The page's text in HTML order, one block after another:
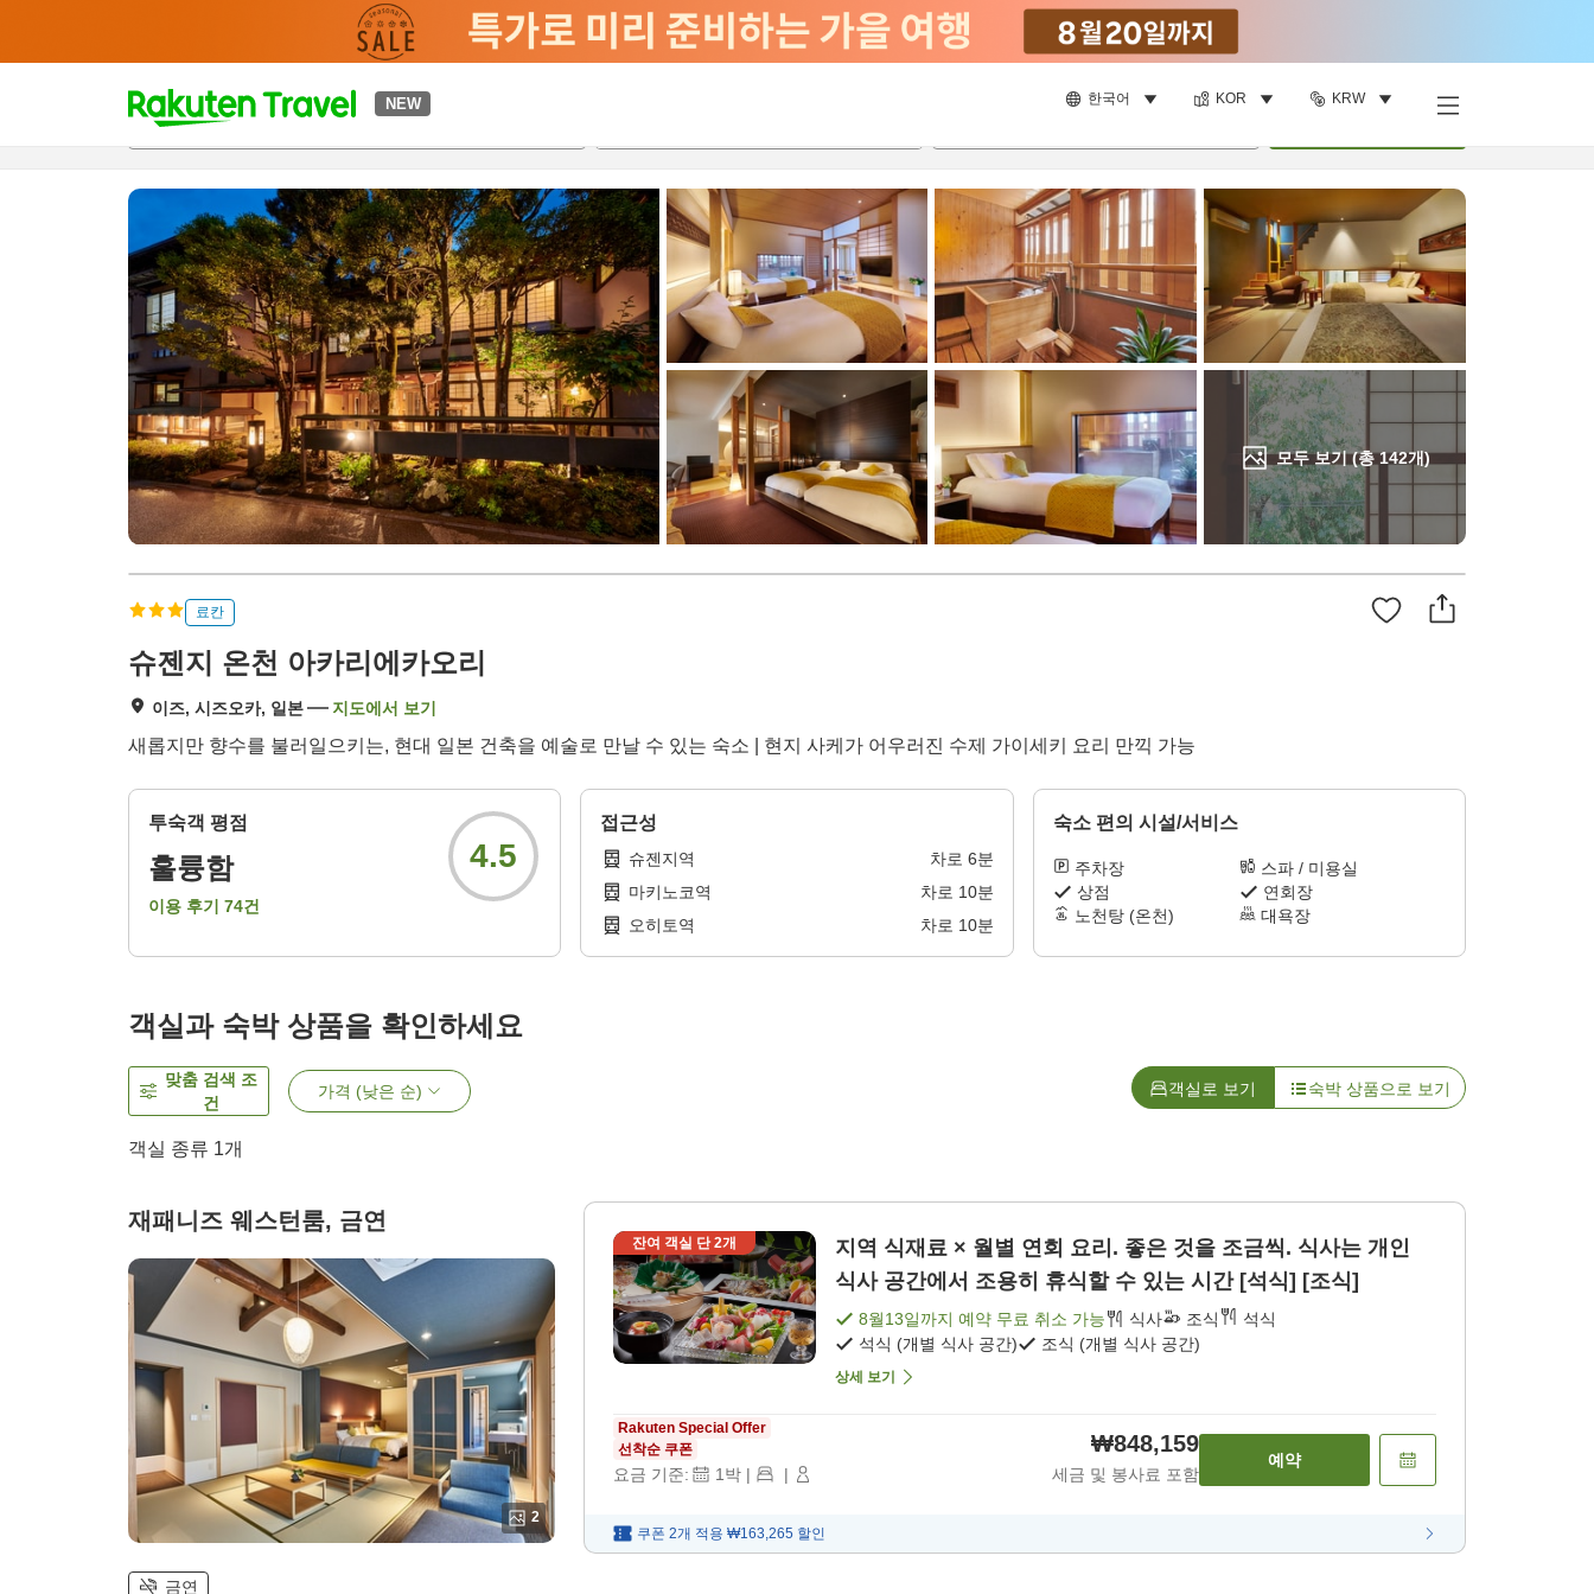
NEW 한국어 KOR KRW
t
p
a
s
a
r
c
h
모두 보기 (총142개)
개요객실 & 숙박 상품이용 후기 편의 시설/서비스
료칸
슈젠지 온천 아카리에카오리
이즈, 시즈오카, 일본 지도에서 보기
새롭지만 향수를 불러일으키는, 현대 일본 건축을 예술로 만날 수 있는 숙소 | 현지 사케가 어우러진 수제 가이세키 요리 만끽 가능
투숙객 평점
훌륭함
이용 후기 74건
4.5
접근성
슈젠지역 차로 6분
마키노코역
차로 10분
오히토역
차로 10분
숙소 편의 시설/서비스
주차장
스파 / 미용실
상점
연회장
노천탕 (온천)
대욕장
객실과 숙박 상품을 확인하세요
맞춤 검색 조
건
가격 (낮은 순) 객실로 보기 숙박 상품으로 보기
객실 종류 1개
재패니즈 웨스턴룸, 금연
2
금연
잔여 객실 단2개
지역 식재료 × 월별 연회 요리. 좋은 것을 조금씩. 식사는 개인
식사 공간에서 조용히 휴식할 수 있는 시간 [석식] [조식]
8월13일까지 예약 무료 취소 가능 식사 조식
석식
석식 (개별 식사 공간)
조식 (개별 식사 공간)
상세 보기
Rakuten Special Offer
선착순 쿠폰
요금 기준: 1박 | |
₩848,159
세금 및 봉사료 포함
예약
쿠폰 2개 적용 ₩163,265 할인